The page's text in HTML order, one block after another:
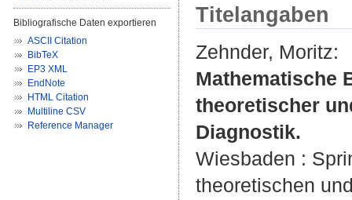
Bibliografische Daten exportieren
ASCII Citation
BibTeX
EP3 XML
EndNote
HTML Citation
Multiline CSV
Reference Manager
Titelangaben
Zehnder, Moritz:
Mathematische
theoretischer
Diagnostik.
Wiesbaden :
theoretischen